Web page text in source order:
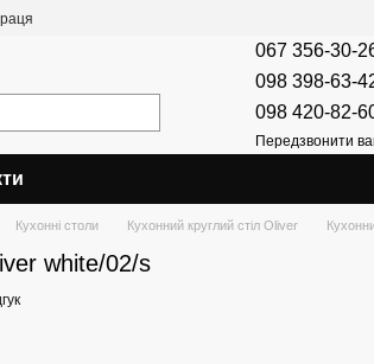
067 356-30-
098 398-63-
098 420-82-
Передзвонити
Кухонні столи Кухонний круглий стіл Oliver
white/02/s